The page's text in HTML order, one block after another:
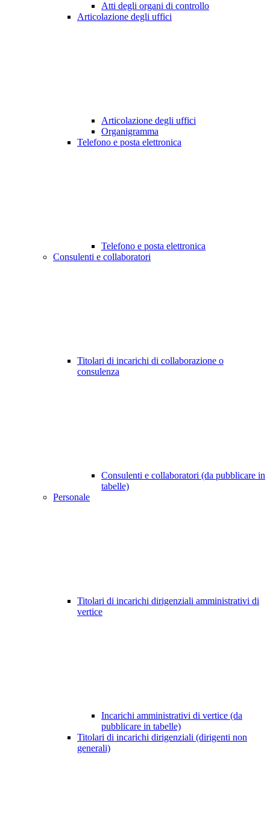
Atti degli organi di controllo
Articolazione degli uffici
Articolazione degli uffici
Organigramma
Telefono e posta elettronica
Telefono e posta elettronica
Consulenti e collaboratori
Titolari di incarichi di collaborazione o
consulenza
Consulenti e collaboratori (da pubblicare in
tabelle)
Personale
Titolari di incarichi dirigenziali amministrativi di
vertice
Incarichi amministrativi di vertice (da
pubblicare in tabelle)
Titolari di incarichi dirigenziali (dirigenti non
generali)